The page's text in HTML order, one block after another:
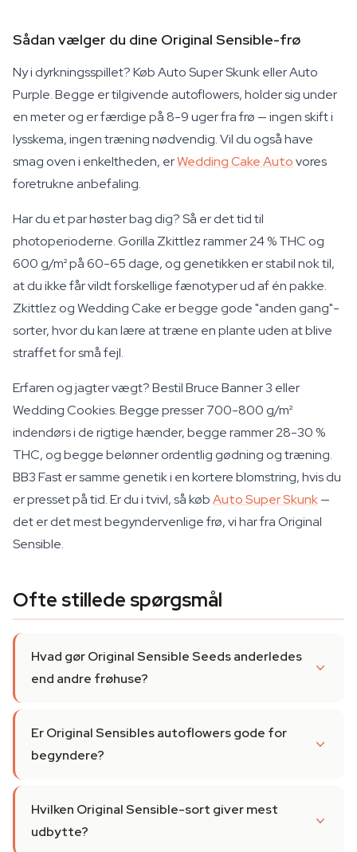
Sådan vælger du dine Original Sensible-frø
Ny i dyrkningsspillet? Køb Auto Super Skunk eller Auto
Purple. Begge er tilgivende autoflowers, holder sig under
en meter og er færdige på 8-9 uger fra frø — ingen skift i
lysskema, ingen træning nødvendig. Vil du også have
smag oven i enkeltheden, erWedding Cake Autovores
foretrukne anbefaling.
Har du et par høster bag dig? Så er det tid til
photoperioderne. Gorilla Zkittlez rammer 24 % THC og
600 g/m² på 60-65 dage, og genetikken er stabil nok til,
at du ikke får vildt forskellige fænotyper ud af én pakke.
Zkittlez og Wedding Cake er begge gode "anden gang"-
sorter, hvor du kan lære at træne en plante uden at blive
straffet for små fejl.
Erfaren og jagter vægt? Bestil Bruce Banner 3 eller
Wedding Cookies. Begge presser 700-800 g/m²
indendørs i de rigtige hænder, begge rammer 28-30 %
THC, og begge belønner ordentlig gødning og træning.
BB3 Fast er samme genetik i en kortere blomstring, hvis du
er presset på tid. Er du i tvivl, så købAuto Super Skunk—
det er det mest begyndervenlige frø, vi har fra Original
Sensible.
Ofte stillede spørgsmål
Hvad gør Original Sensible Seeds anderledes
end andre frøhuse?
Er Original Sensibles autoflowers gode for
begyndere?
Hvilken Original Sensible-sort giver mest
udbytte?